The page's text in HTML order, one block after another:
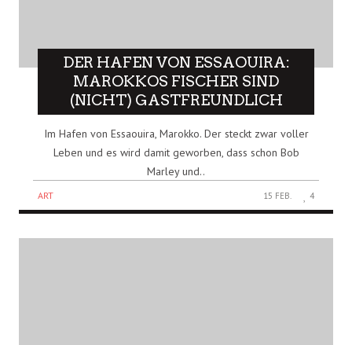
DER HAFEN VON ESSAOUIRA:
MAROKKOS FISCHER SIND
(NICHT) GASTFREUNDLICH
Im Hafen von Essaouira, Marokko. Der steckt zwar voller
Leben und es wird damit geworben, dass schon Bob
Marley und..
ART 15 FEB. 4